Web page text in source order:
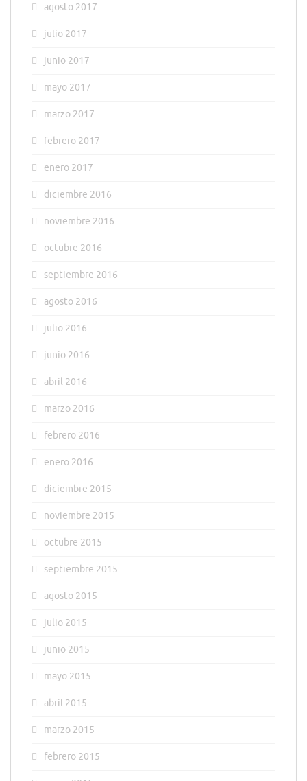
agosto 2017
julio 2017
junio 2017
mayo 2017
marzo 2017
febrero 2017
enero 2017
diciembre 2016
noviembre 2016
octubre 2016
septiembre 2016
agosto 2016
julio 2016
junio 2016
abril 2016
marzo 2016
febrero 2016
enero 2016
diciembre 2015
noviembre 2015
octubre 2015
septiembre 2015
agosto 2015
julio 2015
junio 2015
mayo 2015
abril 2015
marzo 2015
febrero 2015